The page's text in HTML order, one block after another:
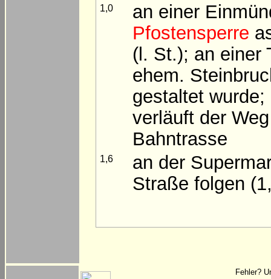
1,0
an einer
Pfostensperre
(l. St.); an einer
ehem.
gestaltet
verläuft der
Bahntrasse
1,6
an der
Straße folgen
Fehler?